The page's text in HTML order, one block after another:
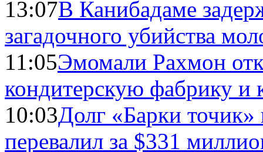
13:07В Канибадаме
загадочного убийства
11:05Эмомали Рахмон
кондитерскую фабрику и
10:03Долг «Барки
перевалил за $331